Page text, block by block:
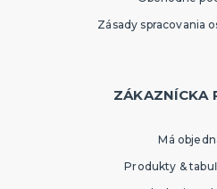
Zásady spracovania
ZÁKAZNÍCKA
Má
Produkty &